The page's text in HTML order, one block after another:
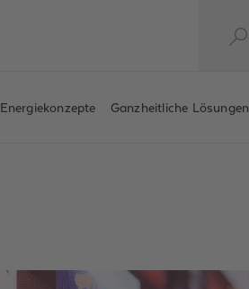
Energiekonzepte Ganzheitliche Lösungen